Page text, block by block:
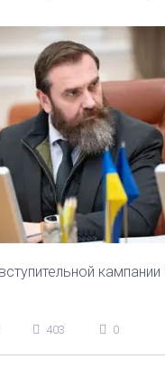
403 0